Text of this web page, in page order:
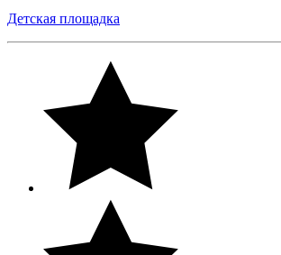
Детская площадка